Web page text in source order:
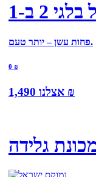
2 ב-1
פחות עשן – יותר טעם.
0 ₪
אצלנו 1,490 ₪